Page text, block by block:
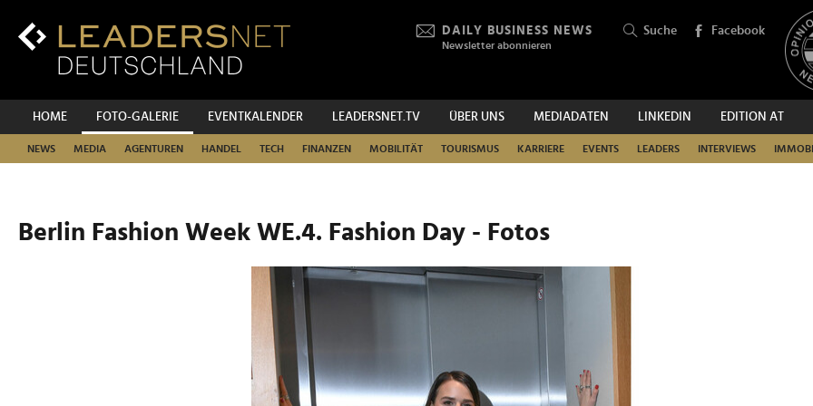
Inhalt
Hauptnavigation
DAILY BUSINESS NEWS
Newsletter abonnieren
Suche Facebook
HOME FOTO-GALERIE EVENTKALENDER LEADERSNET.TV ÜBER UNS MEDIADATEN LINKEDIN EDITION AT
NEWS MEDIA AGENTUREN HANDEL TECH FINANZEN MOBILITÄT TOURISMUS KARRIERE EVENTS LEADERS INTERVIEWS
SUCHEN
Berlin Fashion Week WE.4. Fashion Day - Fotos